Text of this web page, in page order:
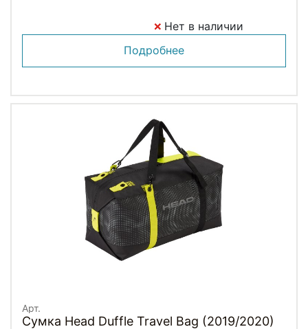
Нет в наличии
Подробнее
Арт.
Сумка Head Duffle Travel Bag (2019/2020)